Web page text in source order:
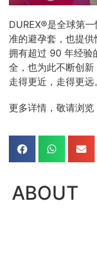
DUREX®是全球第
准的避孕套，也提供
拥有超过 90 年经验
全，也为此不断创
走得更近，走得更远。
更多详情，敬请浏览
ABOUT